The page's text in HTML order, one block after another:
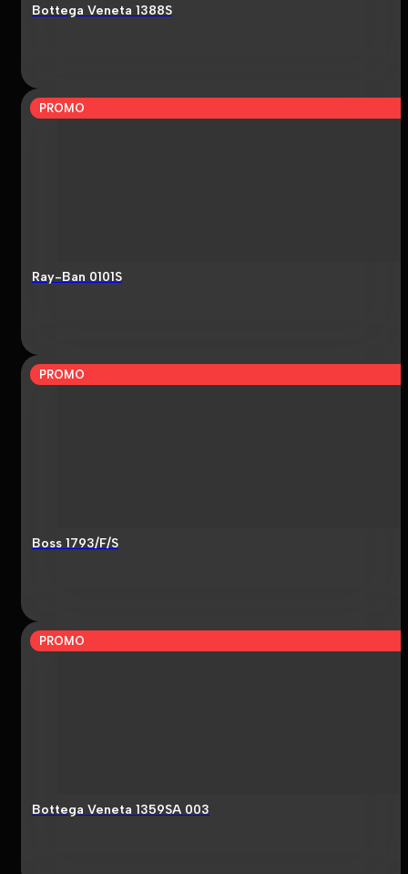
Bottega Veneta 1388S
PROMO
Ray-Ban 0101S
PROMO
Boss 1793/F/S
PROMO
Bottega Veneta 1359SA 003